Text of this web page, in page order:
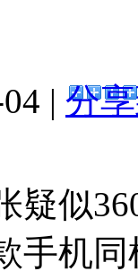
| 分
疑似
手机